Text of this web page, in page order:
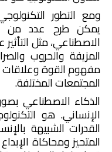
ومع التطور
يمكن طرح عدد من
الاصطناعي، مثل
المزيفة والحروب
مفهوم القوة وعلاقات
المجتمعات المختلفة.
الذكاء الاصطناعي
الإنساني. هو
القدرات الشبيهة
المتحيز ومحاكاة